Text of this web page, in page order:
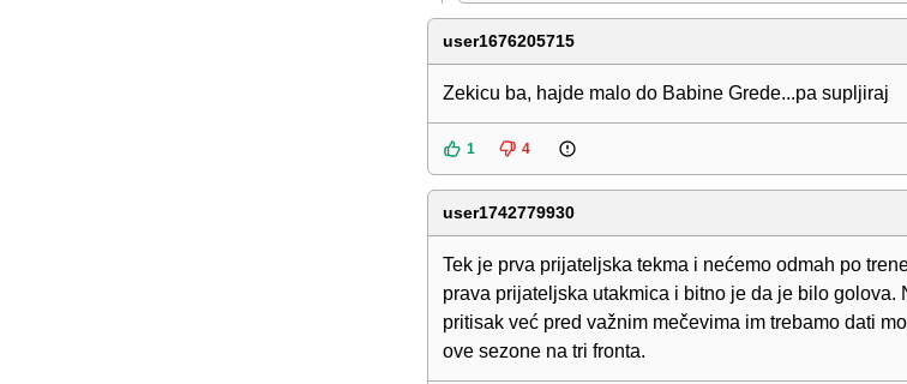
user1676205715
Zekicu ba, hajde malo do Babine Grede...pa supljiraj
1 4
user1742779930
Tek je prva prijateljska tekma i nećemo odmah po
prava prijateljska utakmica i bitno je da je bilo golova.
pritisak već pred važnim mečevima im trebamo dati
ove sezone na tri fronta.